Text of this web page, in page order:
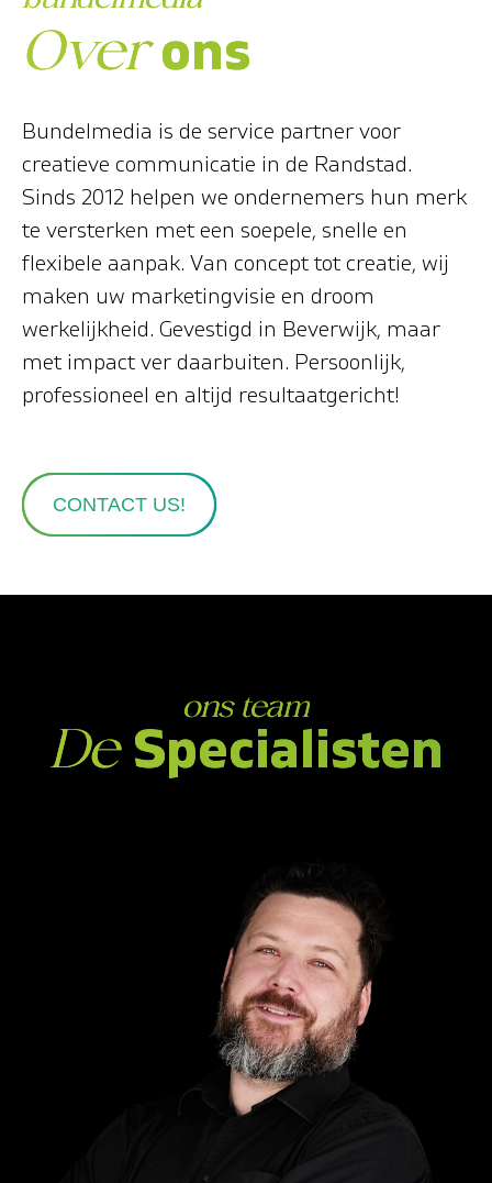
Overons
Bundelmedia is de service partner voor
creatieve communicatie in de Randstad.
Sinds 2012 helpen we ondernemers hun merk
te versterken met een soepele, snelle en
flexibele aanpak. Van concept tot creatie, wij
maken uw marketingvisie en droom
werkelijkheid. Gevestigd in Beverwijk, maar
met impact ver daarbuiten. Persoonlijk,
professioneel en altijd resultaatgericht!
CONTACT US!
ons team
De Specialisten